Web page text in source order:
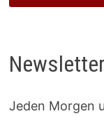
Newsletter
Jeden Morgen